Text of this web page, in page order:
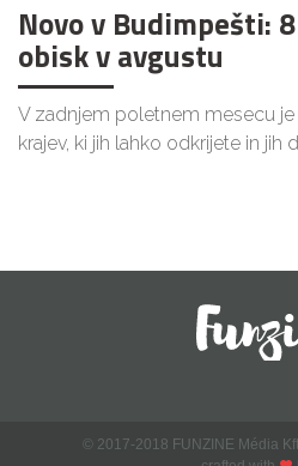
Novo v Budimpešti:
obisk v avgustu
V zadnjem poletnem mesecu
krajev, ki jih lahko odkrijete in jih
© 2017-2018 FUNZINE Média